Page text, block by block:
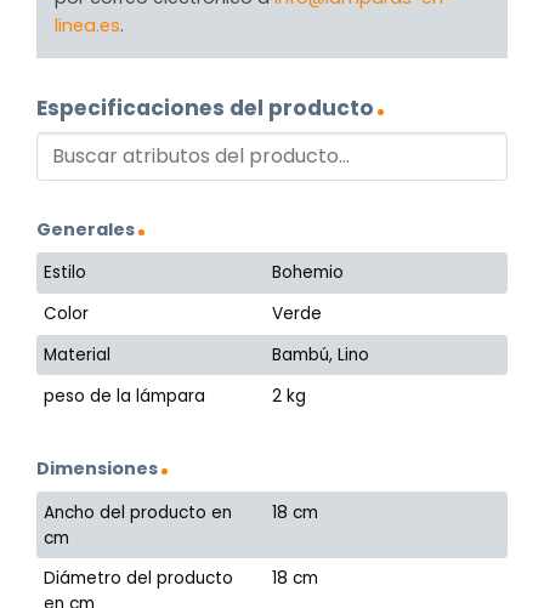
linea.es.
Especificaciones del producto
Generales
Estilo
Bohemio
Color
Verde
Material
Bambú, Lino
peso de la lámpara
2 kg
Dimensiones
Ancho del producto en
cm
18 cm
Diámetro del producto
18 cm